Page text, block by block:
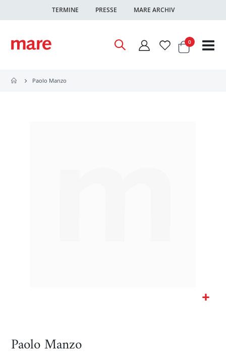
TERMINE PRESSE MARE ARCHIV
Warenkorb
0Artikel
Paolo Manzo
Bildgalerie
Paolo Manzo